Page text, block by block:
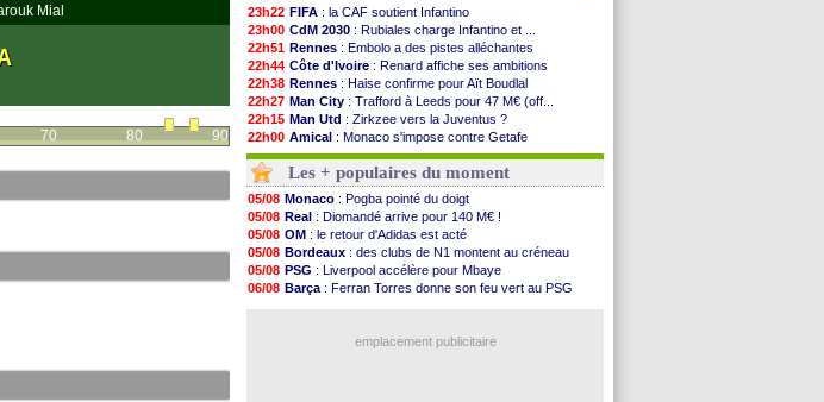
Mial
70 80 90
23h22 FIFA : la CAF soutient Infantino
23h00 CdM 2030 : Rubiales charge Infantino et ...
22h51 Rennes : Embolo a des pistes alléchantes
22h44 Côte d'Ivoire : Renard affiche ses ambitions
22h38 Rennes : Haise confirme pour Aït Boudlal
22h27 Man City : Trafford à Leeds pour 47 M€ (off...
22h15 Man Utd : Zirkzee vers la Juventus ?
22h00 Amical : Monaco s'impose contre Getafe
21h48 Nantes: Der Zakarian et sa relation avec Kita
21h39
OM: le club prêt à libérer Kondogbia ?
21h26 Monaco: le message touchant d'Akliouche
21h05
FIFA: Tebas en remet une couche
20h47
FIFA : l'UEFA maintient la pression
20h30
PSG: Tebas encense Luis Enrique
20h18
Real: Vinicius jusqu'en 2032 (officiel)
20h04
Lyon: Mangala va rejoindre Getafe
19h47
OM: une offre refusée pour Aguerd
: Akliouche a signé (officiel)
Les + populaires du moment
05/08 Monaco : Pogba pointé du doigt
05/08 Real : Diomandé arrive pour 140 M€ !
05/08 OM : le retour d'Adidas est acté
05/08 Bordeaux : des clubs de N1 montent au créneau
05/08 PSG : Liverpool accélère pour Mbaye
06/08 Barça : Ferran Torres donne son feu vert au PSG
emplacement publicitaire